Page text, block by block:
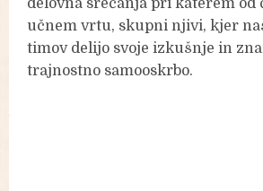
delovna srečanja pri katerem od
učnem vrtu, skupni njivi, kjer
timov delijo svoje izkušnje in
trajnostno samooskrbo.